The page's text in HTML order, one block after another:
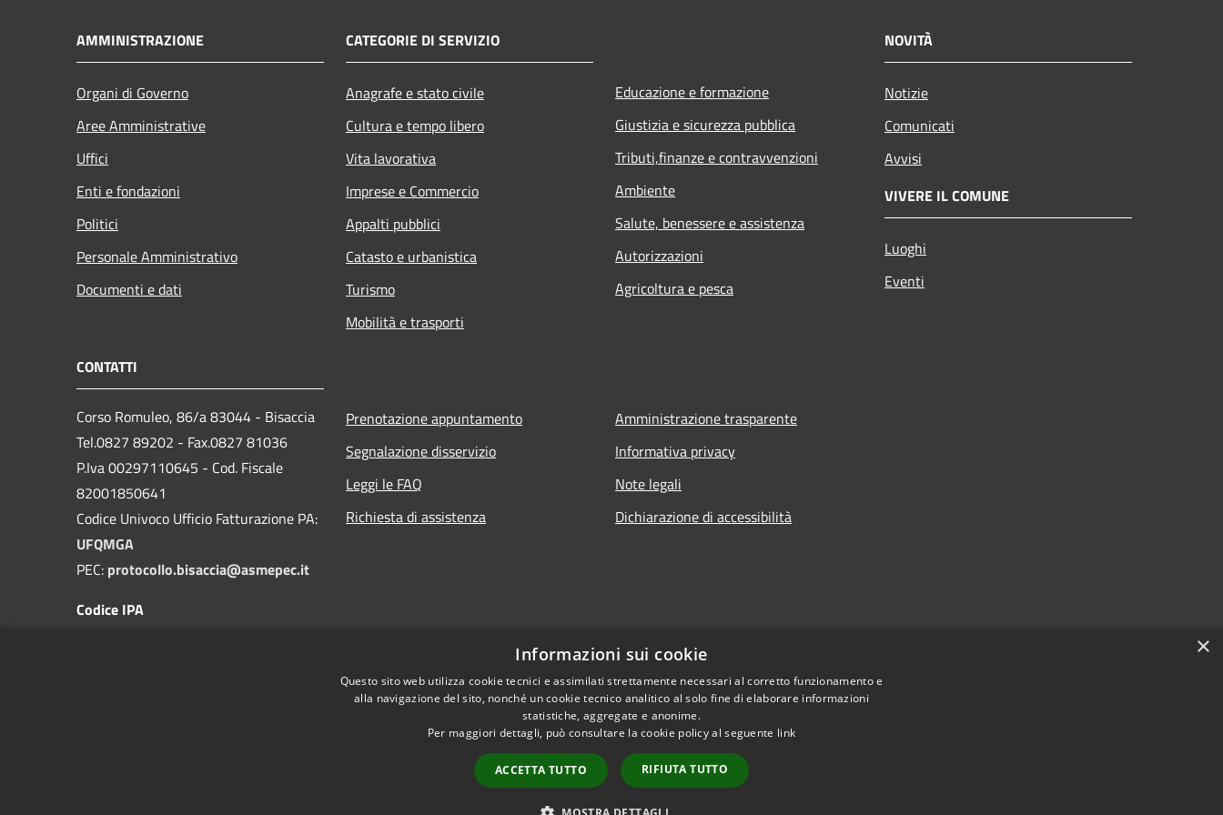
AMMINISTRAZIONE
Organi di Governo
Aree Amministrative
Uffici
Enti e fondazioni
Politici
Personale Amministrativo
Documenti e dati
CATEGORIE DI SERVIZIO
Anagrafe e stato civile
Cultura e tempo libero
Vita lavorativa
Imprese e Commercio
Appalti pubblici
Catasto e urbanistica
Turismo
Mobilità e trasporti
Educazione e formazione
Giustizia e sicurezza pubblica
Tributi,finanze e contravvenzioni
Ambiente
Salute, benessere e assistenza
Autorizzazioni
Agricoltura e pesca
NOVITÀ
Notizie
Comunicati
Avvisi
VIVERE IL COMUNE
Luoghi
Eventi
CONTATTI
Corso Romuleo, 86/a 83044 - Bisaccia
Tel.0827 89202 - Fax.0827 81036
P.Iva 00297110645 - Cod. Fiscale
82001850641
Codice Univoco Ufficio Fatturazione PA:
UFQMGA
PEC: protocollo.bisaccia@asmepec.it
Codice IPA
Prenotazione appuntamento
Segnalazione disservizio
Leggi le FAQ
Richiesta di assistenza
Amministrazione trasparente
Informativa privacy
Note legali
Dichiarazione di accessibilità
Copyright © 2026 • Comune di Bisaccia • Powered by
×
Informazioni sui cookie
Questo sito web utilizza cookie tecnici e assimilati strettamente necessari al corretto funzionamento e
alla navigazione del sito, nonché un cookie tecnico analitico al solo fine di elaborare informazioni
statistiche, aggregate e anonime.
Per maggiori dettagli, può consultare la cookie policy al seguente link
ACCETTA TUTTO RIFIUTA TUTTO